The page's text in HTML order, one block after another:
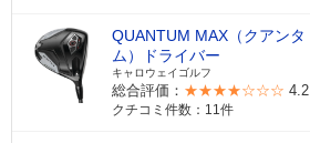
QUANTUM MAX（クアンタ
ム）ドライバー
キャロウェイゴルフ
総合評価： ★★★★☆☆☆ 4.2
クチコミ件数：11件